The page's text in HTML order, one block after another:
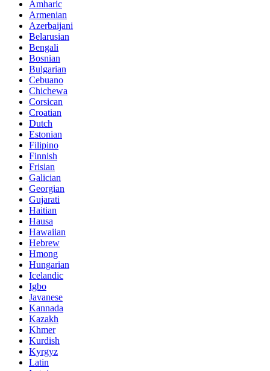
Amharic
Armenian
Azerbaijani
Belarusian
Bengali
Bosnian
Bulgarian
Cebuano
Chichewa
Corsican
Croatian
Dutch
Estonian
Filipino
Finnish
Frisian
Galician
Georgian
Gujarati
Haitian
Hausa
Hawaiian
Hebrew
Hmong
Hungarian
Icelandic
Igbo
Javanese
Kannada
Kazakh
Khmer
Kurdish
Kyrgyz
Latin